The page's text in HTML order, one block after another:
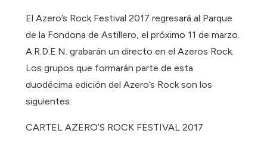
El Azero’s Rock Festival 2017 regresará al Parque
de la Fondona de Astillero, el próximo 11 de marzo.
A.R.D.E.N. grabarán un directo en el Azeros Rock.
Los grupos que formarán parte de esta
duodécima edición del Azero’s Rock son los
siguientes:
CARTEL AZERO’S ROCK FESTIVAL 2017